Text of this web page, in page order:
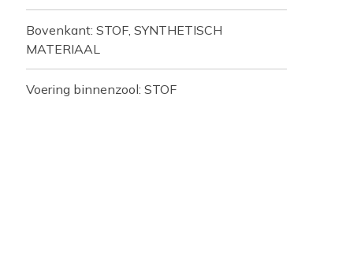
Bovenkant: STOF, SYNTHETISCH
MATERIAAL
Voering binnenzool: STOF